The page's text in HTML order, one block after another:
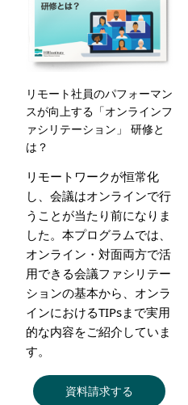
リモート社員のパフォーマン
スが向上する「オンラインフ
ァシリテーション」 研修と
は？
リモートワークが恒常化
し、会議はオンラインで行
うことが当たり前になりま
した。本プログラムでは、
オンライン・対面両方で活
用できる会議ファシリテー
ションの基本から、オンラ
インにおけるTIPsまで実用
的な内容をご紹介していま
す。
資料請求する